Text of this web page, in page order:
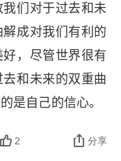
性，换句话说，
想法和感受是跟
始之前，要充分
的差异，让我们
件事上投入精力
如果此前投入了
们对于过去和未
成对我们有利的
，尽管世界很有
和未来的双重曲
是自己的信心。
2 分享